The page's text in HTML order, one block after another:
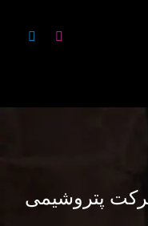
پتروشیمی